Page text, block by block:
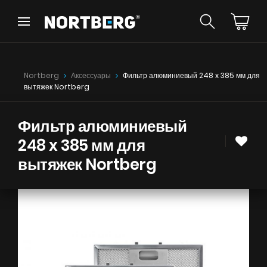
Назад
Вытяжки Островные
Вытяжки Пристенные
Вытяжки Рустикальные
Вытяжки Потолочные
Вытяжки Цилиндрические
Вытяжки Декоративные
Вытяжки Полновстраиваемые
Вытяжки Телескопические
Назад
УВИДЕТЬ ВСЕ
Инструкции
Nortberg Аксессуары
Фильтр алюминиевый 248 x 385 мм для
вытяжек Nortberg
Фильтр алюминиевый
248 x 385 мм для
вытяжек Nortberg